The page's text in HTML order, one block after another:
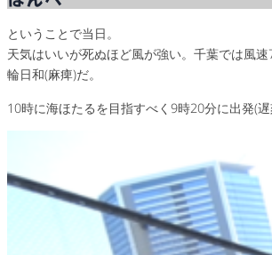
ということで当日。
天気はいいが死ぬほど風が強い。千葉では風
輪日和(麻痺)だ。
10時に海ほたるを目指すべく9時20分に出発(遅